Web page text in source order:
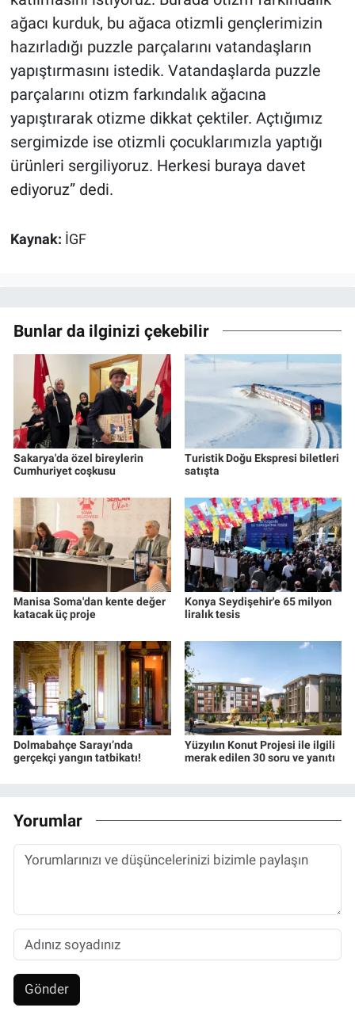
ağacı kurduk, bu ağaca otizmli gençlerimizin
hazırladığı puzzle parçalarını vatandaşların
yapıştırmasını istedik. Vatandaşlarda puzzle
parçalarını otizm farkındalık ağacına
yapıştırarak otizme dikkat çektiler. Açtığımız
sergimizde ise otizmli çocuklarımızla yaptığı
ürünleri sergiliyoruz. Herkesi buraya davet
ediyoruz” dedi.
Kaynak: İGF
Bunlar da ilginizi çekebilir
Sakarya'da özel bireylerin
Cumhuriyet coşkusu
Turistik Doğu Ekspresi biletleri
satışta
Manisa Soma'dan kente değer
katacak üç proje
Konya Seydişehir'e 65 milyon
liralık tesis
Dolmabahçe Sarayı’nda
gerçekçi yangın tatbikatı!
Yüzyılın Konut Projesi ile ilgili
merak edilen 30 soru ve yanıtı
Yorumlar
Gönder